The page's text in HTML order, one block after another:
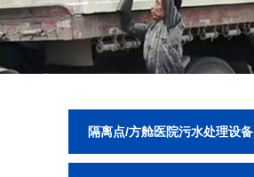
隔离点/方舱医院污水处理设备